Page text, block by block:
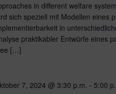
in different welfare
sich speziell mit Modellen eines
in
praktikabler Entwürfe eines
[…]
7, 2024 @ 3:30 p.m. - 5:00